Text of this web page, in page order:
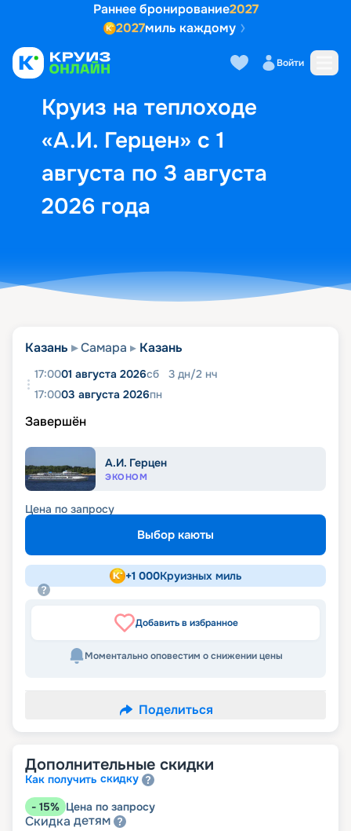
Раннее бронирование2027
2027миль каждому
Войти
Круиз на теплоходе
«А.И. Герцен» с 1
августа по 3 августа
2026 года
Выбор кают Маршрут и
Казань Самара Казань
17:0001 августа 2026сб 3 дн/2 нч
17:0003 августа 2026пн
Завершён
А.И. Герцен
ЭКОНОМ
Цена по запросу
Выбор каюты
+1 000Круизных миль
Добавить в избранное
Моментально оповестим о снижении цены
Поделиться
Дополнительные скидки
Как получить скидку
- 15% Цена по запросу
Скидка детям